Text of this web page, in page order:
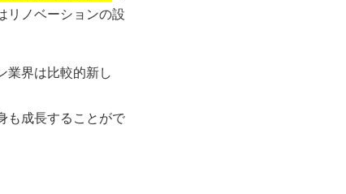
リノベーションの設
業界は比較的新し
も成長することがで